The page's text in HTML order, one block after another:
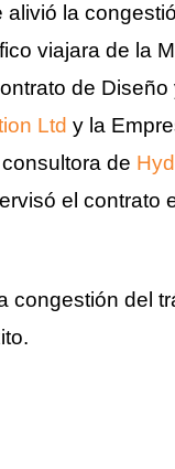
alivió la
viajara de la
de
Ltd y la
de
el contrato
congestión del